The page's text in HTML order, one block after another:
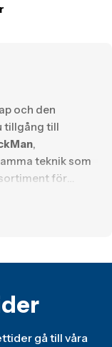
och den
tillgång till
,
teknik som
för
optimera din
gå till våra